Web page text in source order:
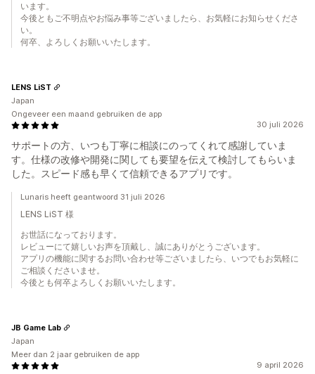
います。
今後ともご不明点やお悩み事等ございましたら、お気軽にお知らせくださ
い。
何卒、よろしくお願いいたします。
30 juli 2026
サポートの方、いつも丁寧に相談にのってくれて感謝していま
す。仕様の改修や開発に関しても要望を伝えて検討してもらいま
した。スピード感も早くて信頼できるアプリです。
LENS LiST
Japan
Ongeveer een maand gebruiken de app
Lunaris heeft geantwoord 31 juli 2026
LENS LiST 様
お世話になっております。
レビューにて嬉しいお声を頂戴し、誠にありがとうございます。
アプリの機能に関するお問い合わせ等ございましたら、いつでもお気軽に
ご相談くださいませ。
今後とも何卒よろしくお願いいたします。
9 april 2026
JB Game Lab
Japan
Meer dan 2 jaar gebruiken de app